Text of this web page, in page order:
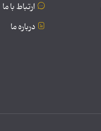
ارتباط با ما
درباره ما